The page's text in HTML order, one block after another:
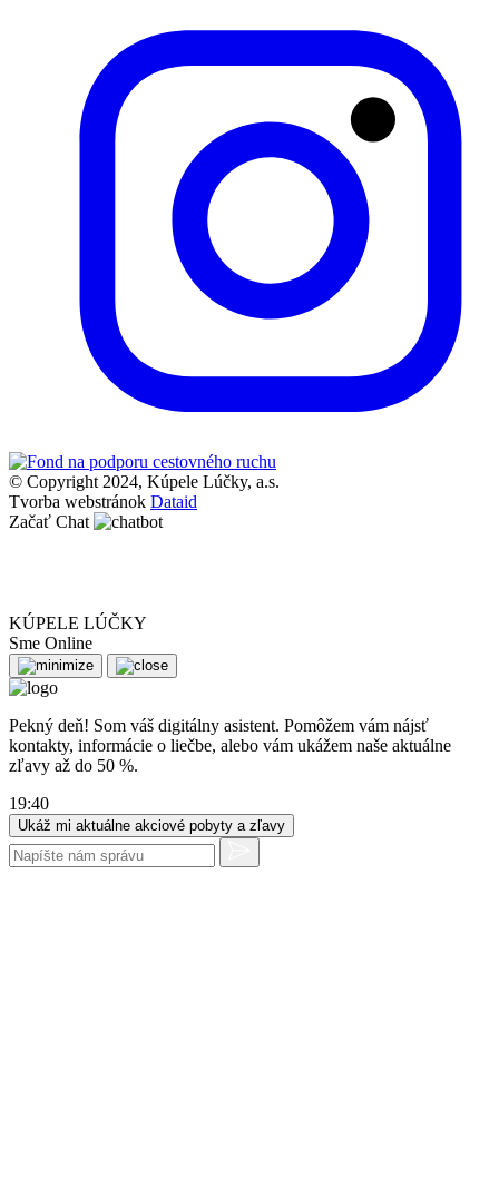
© Copyright 2024, Kúpele Lúčky, a.s.
Tvorba webstránok Dataid
Začať Chat
KÚPELE LÚČKY
Sme Online
Pekný deň! Som váš digitálny asistent. Pomôžem vám nájsť
kontakty, informácie o liečbe, alebo vám ukážem naše aktuálne
zľavy až do 50 %.
19:40
Ukáž mi aktuálne akciové pobyty a zľavy